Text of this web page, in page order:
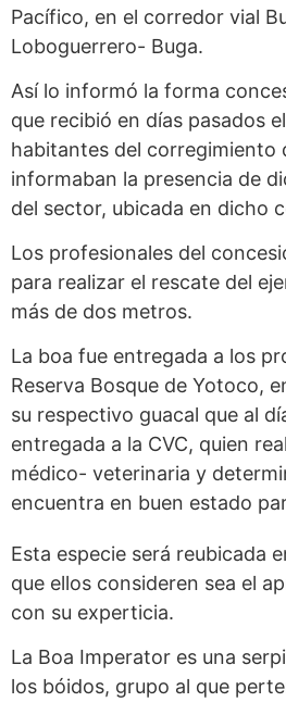
Pacífico, en el corredor vial
Loboguerrero- Buga.
Así lo informó la forma
que recibió en días pasados
habitantes del corregimiento
informaban la presencia de
del sector, ubicada en dicho
Los profesionales del
para realizar el rescate del
más de dos metros.
La boa fue entregada a los
Reserva Bosque de Yotoco,
su respectivo guacal que al
entregada a la CVC, quien
médico- veterinaria y
encuentra en buen estado
Esta especie será reubicada
que ellos consideren sea el
con su experticia.
La Boa Imperator es una
los bóidos, grupo al que